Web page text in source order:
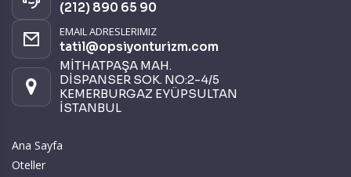
(212) 890 65 90
EMAIL ADRESLERIMIZ
tatil@opsiyonturizm.com
MİTHATPAŞA MAH.
DİSPANSER SOK. NO:2-4/5
KEMERBURGAZ EYÜPSULTAN
İSTANBUL
Ana Sayfa
Oteller